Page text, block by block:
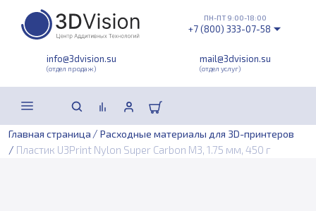
info@3dvision.su
(отдел продаж)
mail@3dvision.su
(отдел услуг)
ПН-ПТ 9:00-18:00
+7 (800) 333-07-58
Главная страница / Расходные материалы для 3D-принтеров
/ Пластик U3Print Nylon Super Carbon M3, 1.75 мм, 450 г